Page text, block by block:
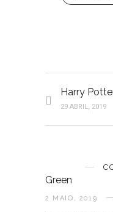
29 ABRIL, 2019
Green
2 MAIO, 2019